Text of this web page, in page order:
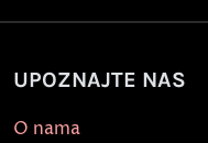
UPOZNAJTE NAS
O nama